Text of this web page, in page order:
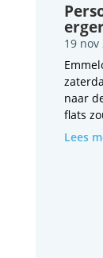
19 nov
naar
flats
Lees